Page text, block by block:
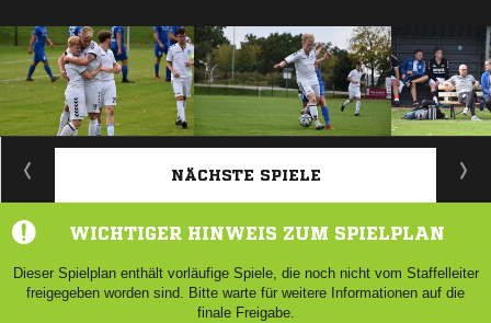
ANZEIGE
NÄCHSTE SPIELE
WICHTIGER HINWEIS ZUM SPIELPLAN
Dieser Spielplan enthält vorläufige Spiele, die noch nicht vom Staffelleiter
freigegeben worden sind. Bitte warte für weitere Informationen auf die
finale Freigabe.